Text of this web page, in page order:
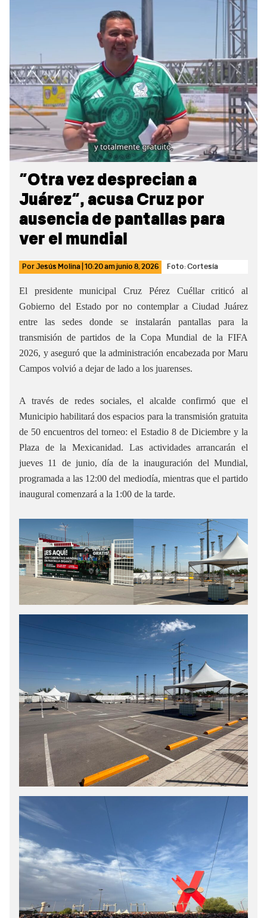
“Otra vez desprecian a
Juárez”, acusa Cruz por
ausencia de pantallas para
ver el mundial
PorJesús Molina 10:20 amjunio 8, 2026 Foto: Cortesía
El presidente municipal Cruz Pérez Cuéllar criticó al
Gobierno del Estado por no contemplar a Ciudad Juárez
entre las sedes donde se instalarán pantallas para la
transmisión de partidos de la Copa Mundial de la FIFA
2026, y aseguró que la administración encabezada por Maru
Campos volvió a dejar de lado a los juarenses.
A través de redes sociales, el alcalde confirmó que el
Municipio habilitará dos espacios para la transmisión gratuita
de 50 encuentros del torneo: el Estadio 8 de Diciembre y la
Plaza de la Mexicanidad. Las actividades arrancarán el
jueves 11 de junio, día de la inauguración del Mundial,
programada a las 12:00 del mediodía, mientras que el partido
inaugural comenzará a la 1:00 de la tarde.